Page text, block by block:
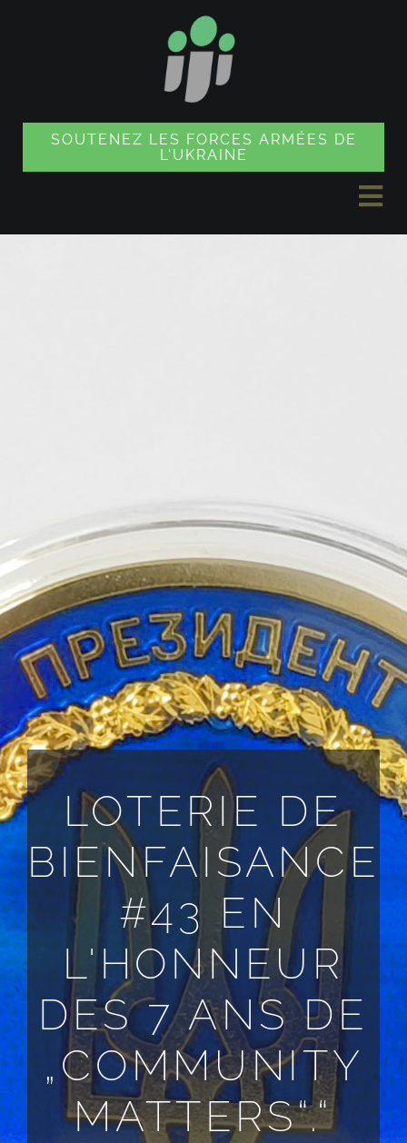
SOUTENEZ LES FORCES ARMÉES DE
L'UKRAINE
LOTERIE DE
BIENFAISANCE
#43 EN
L'HONNEUR
DES 7 ANS DE
„COMMUNITY
MATTERS“.“